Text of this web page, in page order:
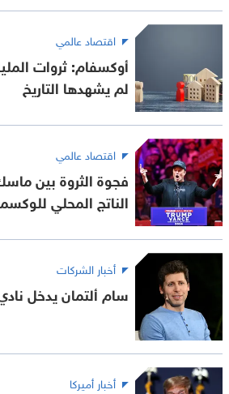
اقتصاد عالمي
أوكسفام: ثروات
لم يشهدها التاريخ
اقتصاد عالمي
فجوة الثروة بين
الناتج المحلي
أخبار الشركات
سام ألتمان يدخل
أخبار أميركا